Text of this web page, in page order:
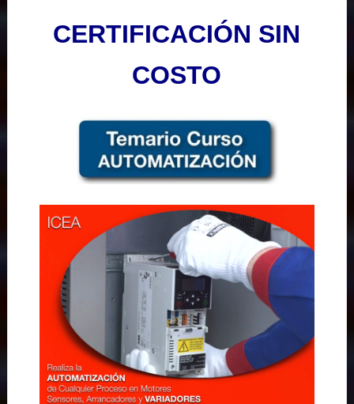
CERTIFICACIÓN SIN
COSTO